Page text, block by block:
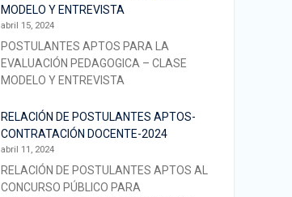
MODELO Y ENTREVISTA
abril 15, 2024
POSTULANTES APTOS PARA LA
EVALUACIÓN PEDAGOGICA – CLASE
MODELO Y ENTREVISTA
RELACIÓN DE POSTULANTES APTOS-
CONTRATACIÓN DOCENTE-2024
abril 11, 2024
RELACIÓN DE POSTULANTES APTOS AL
CONCURSO PÚBLICO PARA